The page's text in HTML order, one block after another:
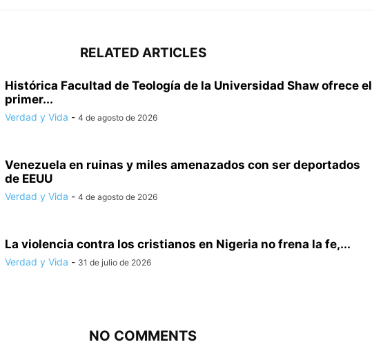
RELATED ARTICLES
Histórica Facultad de Teología de la Universidad Shaw ofrece el
primer...
Verdad y Vida - 4 de agosto de 2026
Venezuela en ruinas y miles amenazados con ser deportados
de EEUU
Verdad y Vida - 4 de agosto de 2026
La violencia contra los cristianos en Nigeria no frena la fe,...
Verdad y Vida - 31 de julio de 2026
NO COMMENTS